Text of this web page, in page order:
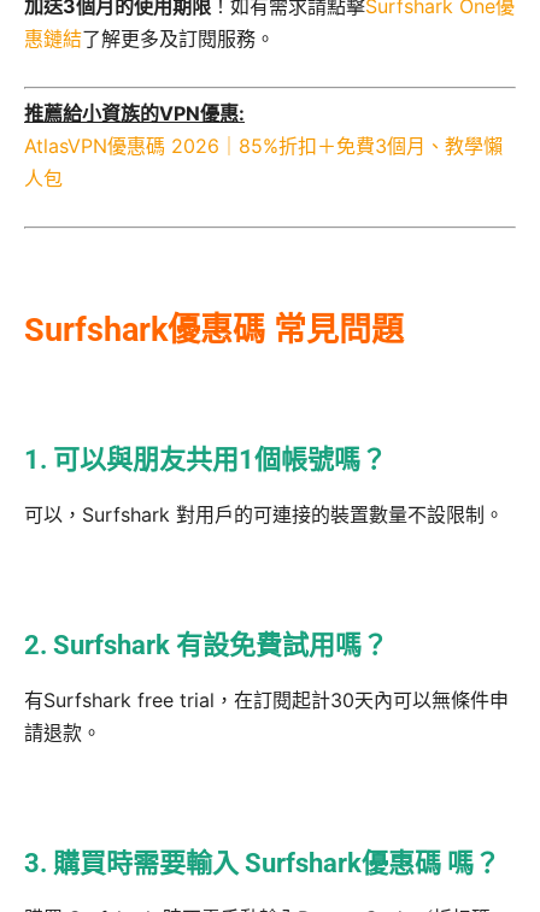
加送3個月的使用期限 ！如有需求請點擊Surfshark One優
惠鏈結了解更多及訂閱服務。
推薦給小資族的VPN優惠:
AtlasVPN優惠碼 2026｜85%折扣＋免費3個月、教學懶
人包
Surfshark優惠碼 常見問題
1. 可以與朋友共用1個帳號嗎？
可以，Surfshark 對用戶的可連接的裝置數量不設限制。
2. Surfshark 有設免費試用嗎？
有Surfshark free trial，在訂閱起計30天內可以無條件申
請退款。
3. 購買時需要輸入 Surfshark優惠碼 嗎？